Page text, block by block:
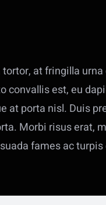
at fringilla urna
est, eu
at porta nisl. Duis
Morbi risus erat,
fames ac